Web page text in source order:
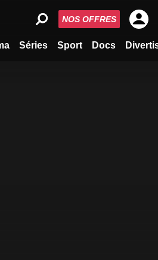
Séries Sport Docs
NOS OFFRES